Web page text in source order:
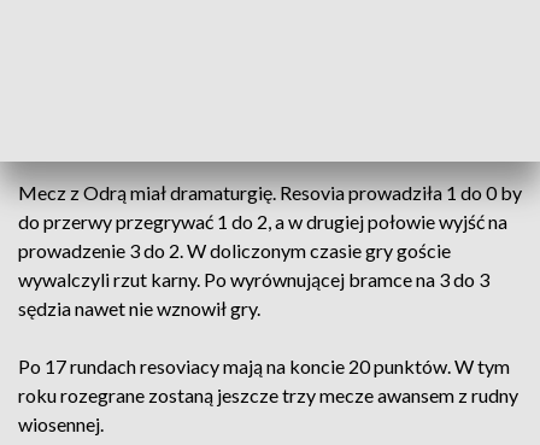
Mecz z Odrą miał dramaturgię. Resovia prowadziła 1 do 0 by
do przerwy przegrywać 1 do 2, a w drugiej połowie wyjść na
prowadzenie 3 do 2. W doliczonym czasie gry goście
wywalczyli rzut karny. Po wyrównującej bramce na 3 do 3
sędzia nawet nie wznowił gry.
Po 17 rundach resoviacy mają na koncie 20 punktów. W tym
roku rozegrane zostaną jeszcze trzy mecze awansem z rudny
wiosennej.